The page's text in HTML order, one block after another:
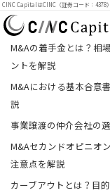
CINC CapitalはCINC（証券コード：4378
M&Aの着手金とは？相
ントを解説
M&Aにおける基本合意
説
事業譲渡の仲介会社の
M&Aセカンドオピニオ
注意点を解説
カーブアウトとは？目